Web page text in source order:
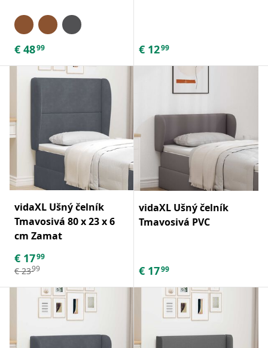
€ 4899 € 1299
vidaXL Ušný čelník
Tmavosivá 80 x 23 x 6
cm Zamat
€ 1799
€ 2399
vidaXL Ušný čelník
Tmavosivá PVC
€ 1799